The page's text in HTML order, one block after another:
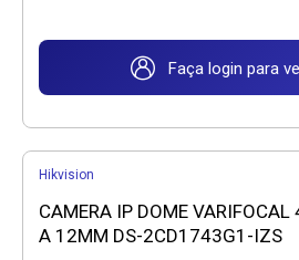
Faça login para
Hikvision
CAMERA IP DOME VARIFOCAL
A 12MM DS-2CD1743G1-IZS